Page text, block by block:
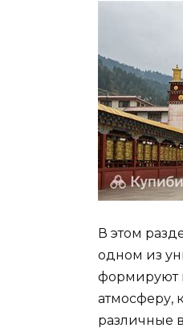
В этом
одном из
формируют
атмосферу,
различные